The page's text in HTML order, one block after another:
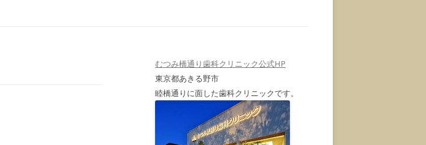
むつみ橋通り歯科クリニック公式HP
東京都あきる野市
睦橋通りに面した歯科クリニックです。